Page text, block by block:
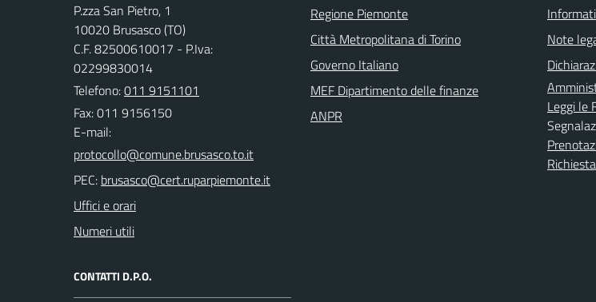
P.zza San Pietro, 1
10020 Brusasco (TO)
C.F. 82500610017 - P.Iva:
02299830014
Telefono:011 9151101
Fax: 011 9156150
E-mail:
PEC:
Uffici e orari
Numeri utili
CONTATTI D.P.O.
Regione Piemonte
Città Metropolitana di Torino
Governo Italiano
MEF Dipartimento delle finanze
ANPR
Note
Leggi le